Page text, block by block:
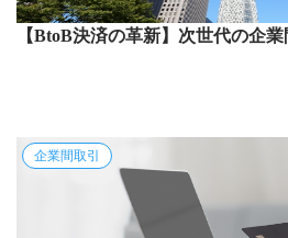
【BtoB決済の革新】次世代の企
企業間取引